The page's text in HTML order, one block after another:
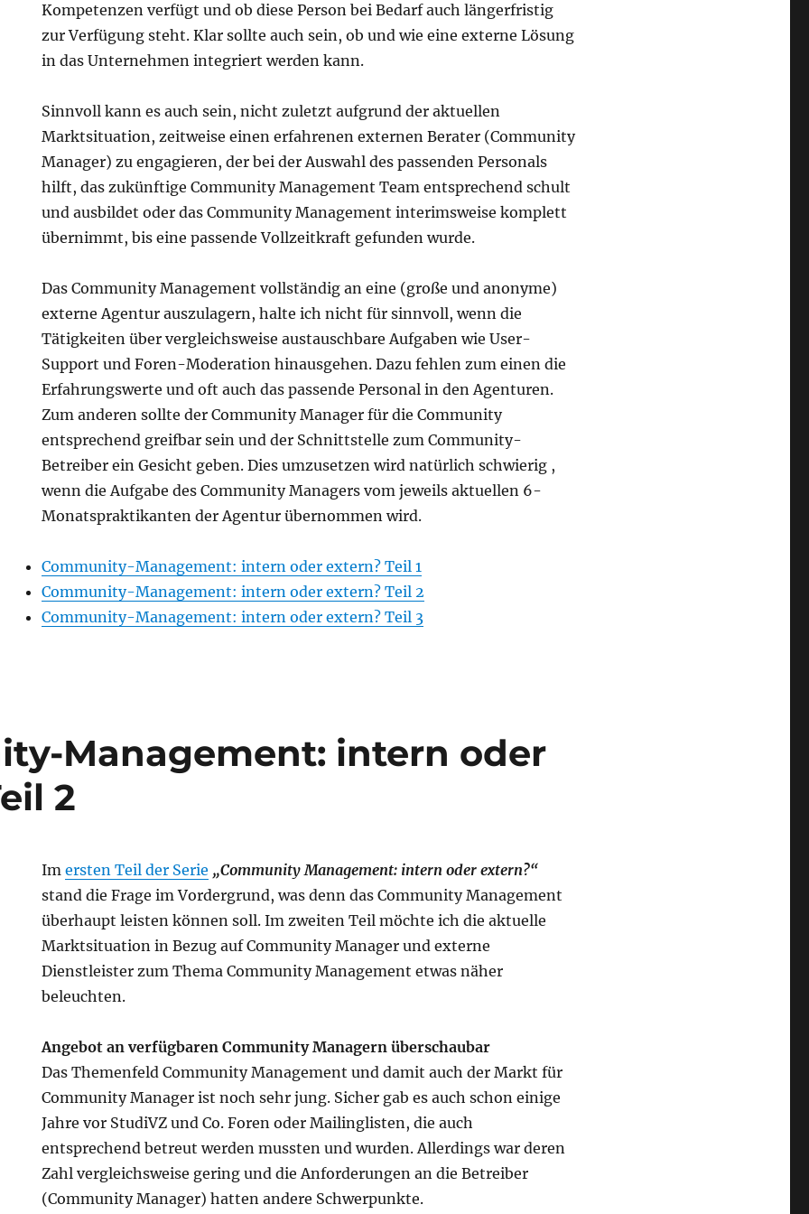
Kompetenzen verfügt und ob diese Person bei Bedarf auch längerfristig
zur Verfügung steht. Klar sollte auch sein, ob und wie eine externe Lösung
in das Unternehmen integriert werden kann.
Sinnvoll kann es auch sein, nicht zuletzt aufgrund der aktuellen
Marktsituation, zeitweise einen erfahrenen externen Berater (Community
Manager) zu engagieren, der bei der Auswahl des passenden Personals
hilft, das zukünftige Community Management Team entsprechend schult
und ausbildet oder das Community Management interimsweise komplett
übernimmt, bis eine passende Vollzeitkraft gefunden wurde.
Das Community Management vollständig an eine (große und anonyme)
externe Agentur auszulagern, halte ich nicht für sinnvoll, wenn die
Tätigkeiten über vergleichsweise austauschbare Aufgaben wie User-
Support und Foren-Moderation hinausgehen. Dazu fehlen zum einen die
Erfahrungswerte und oft auch das passende Personal in den Agenturen.
Zum anderen sollte der Community Manager für die Community
entsprechend greifbar sein und der Schnittstelle zum Community-
Betreiber ein Gesicht geben. Dies umzusetzen wird natürlich schwierig ,
wenn die Aufgabe des Community Managers vom jeweils aktuellen 6-
Monatspraktikanten der Agentur übernommen wird.
Community-Management: intern oder extern? Teil 1
Community-Management: intern oder extern? Teil 2
Community-Management: intern oder extern? Teil 3
Management: intern oder
2
Imersten Teil der Serie „Community Management: intern oder extern?“
stand die Frage im Vordergrund, was denn das Community Management
überhaupt leisten können soll. Im zweiten Teil möchte ich die aktuelle
Marktsituation in Bezug auf Community Manager und externe
Dienstleister zum Thema Community Management etwas näher
beleuchten.
Angebot an verfügbaren Community Managern überschaubar
Das Themenfeld Community Management und damit auch der Markt für
Community Manager ist noch sehr jung. Sicher gab es auch schon einige
Jahre vor StudiVZ und Co. Foren oder Mailinglisten, die auch
entsprechend betreut werden mussten und wurden. Allerdings war deren
Zahl vergleichsweise gering und die Anforderungen an die Betreiber
(Community Manager) hatten andere Schwerpunkte.